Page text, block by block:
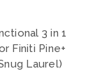
3 in 1
Finiti Pine+
Laurel)